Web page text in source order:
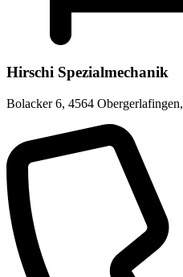
Hirschi Spezialmechanik
Bolacker 6, 4564 Obergerlafingen,